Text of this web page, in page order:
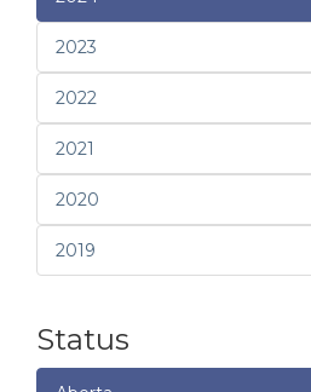
2023
2022
2021
2020
2019
Status